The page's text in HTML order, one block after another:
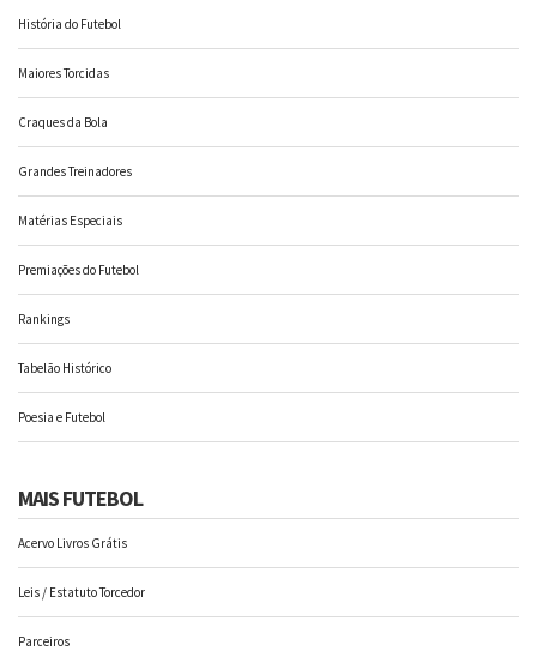
História do Futebol
Maiores Torcidas
Craques da Bola
Grandes Treinadores
Matérias Especiais
Premiações do Futebol
Rankings
Tabelão Histórico
Poesia e Futebol
MAIS FUTEBOL
Acervo Livros Grátis
Leis / Estatuto Torcedor
Parceiros